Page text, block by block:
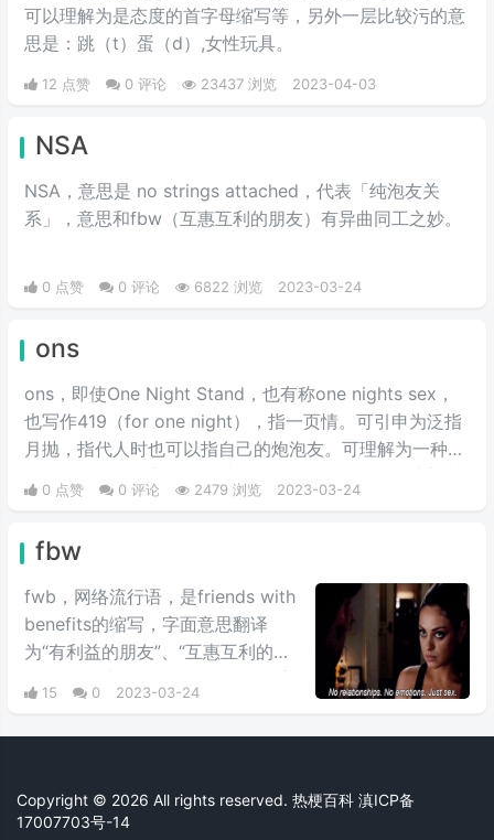
可以理解为是态度的首字母缩写等，另外一层比较污的意
思是：跳（t）蛋（d）,女性玩具。
12 点赞 0 评论 23437 浏览 2023-04-03
NSA
NSA，意思是 no strings attached，代表「纯泡友关
系」，意思和fbw（互惠互利的朋友）有异曲同工之妙。
0 点赞 0 评论 6822 浏览 2023-03-24
ons
ons，即使One Night Stand，也有称one nights sex，
也写作419（for one night），指一页情。可引申为泛指
月抛，指代人时也可以指自己的炮泡友。可理解为一种隐
语，指的男女双方同意，结为长期P友，互不干涉对方生
活。
0 点赞 0 评论 2479 浏览 2023-03-24
fbw
fwb，网络流行语，是friends with
benefits的缩写，字面意思翻译
为“有利益的朋友”、“互惠互利的朋
友”，网络上多指炮友，意思是双方
只是可以发生性关系的朋友，一般
不会发展为情侣或爱人，交友软件
15 0 2023-03-24
Copyright © 2026 All rights reserved. 热梗百科 滇ICP备
17007703号-14